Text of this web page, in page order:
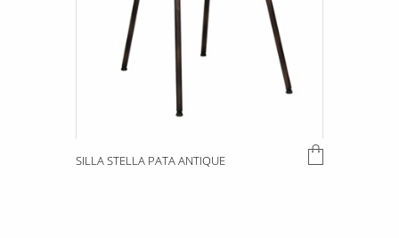
SILLA STELLA PATA ANTIQUE